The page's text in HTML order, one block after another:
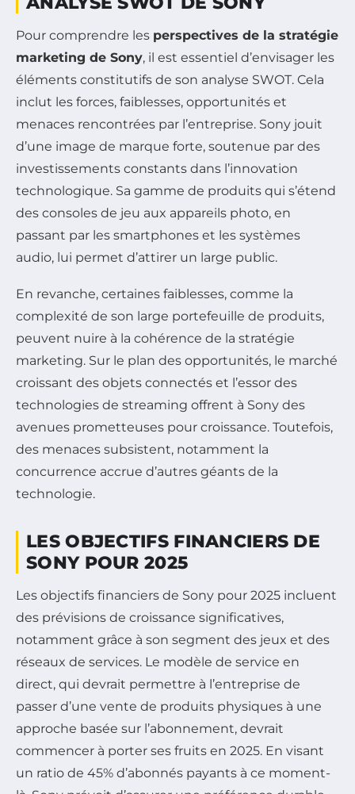
Pour comprendre les perspectives de la stratégie
marketing de Sony, il est essentiel d’envisager les
éléments constitutifs de son analyse SWOT. Cela
inclut les forces, faiblesses, opportunités et
menaces rencontrées par l’entreprise. Sony jouit
d’une image de marque forte, soutenue par des
investissements constants dans l’innovation
technologique. Sa gamme de produits qui s’étend
des consoles de jeu aux appareils photo, en
passant par les smartphones et les systèmes
audio, lui permet d’attirer un large public.
En revanche, certaines faiblesses, comme la
complexité de son large portefeuille de produits,
peuvent nuire à la cohérence de la stratégie
marketing. Sur le plan des opportunités, le marché
croissant des objets connectés et l’essor des
technologies de streaming offrent à Sony des
avenues prometteuses pour croissance. Toutefois,
des menaces subsistent, notamment la
concurrence accrue d’autres géants de la
technologie.
LES OBJECTIFS FINANCIERS DE
SONY POUR 2025
Les objectifs financiers de Sony pour 2025 incluent
des prévisions de croissance significatives,
notamment grâce à son segment des jeux et des
réseaux de services. Le modèle de service en
direct, qui devrait permettre à l’entreprise de
passer d’une vente de produits physiques à une
approche basée sur l’abonnement, devrait
commencer à porter ses fruits en 2025. En visant
un ratio de 45% d’abonnés payants à ce moment-